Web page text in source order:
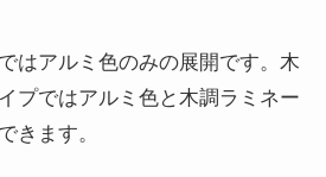
はアルミ色のみの展開です。木
プではアルミ色と木調ラミネー
きます。